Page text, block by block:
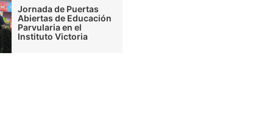
Jornada de Puertas
Abiertas de Educación
Parvularia en el
Instituto Victoria